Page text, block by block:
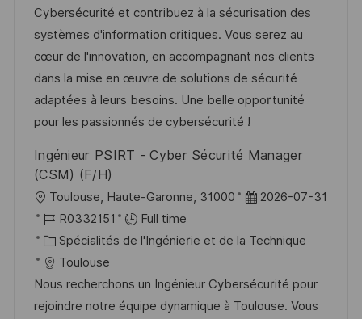
i
s
a
t
i
o
’
a
f
f
i
c
a
r
e
n
c
e
d
p
t
é
g
o
r
i
e
Cybersécurité et contribuez à la sécurisation des
systèmes d'information critiques. Vous serez au
cœur de l'innovation, en accompagnant nos clients
dans la mise en œuvre de solutions de sécurité
adaptées à leurs besoins. Une belle opportunité
pour les passionnés de cybersécurité !
Ingénieur PSIRT - Cyber Sécurité Manager
(CSM) (F/H)
o
c
a
l
i
Toulouse, Haute-Garonne, 31000
D
t
d
’
2026-07-31
R
é
f
é
r
R0332151
Full time
C
a
t
é
Spécialités de l'Ingénierie et de la Technique
Toulouse
Nous recherchons un Ingénieur Cybersécurité pour
rejoindre notre équipe dynamique à Toulouse. Vous